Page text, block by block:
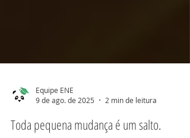
9 de ago. de 2025
2 min de leitura